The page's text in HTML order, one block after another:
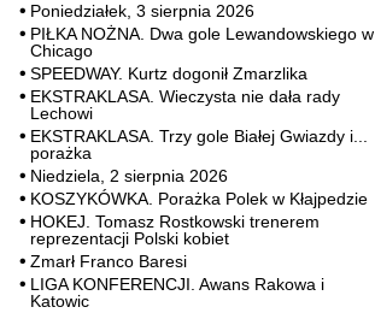
Poniedziałek, 3 sierpnia 2026
PIŁKA NOŻNA. Dwa gole Lewandowskiego w
Chicago
SPEEDWAY. Kurtz dogonił Zmarzlika
EKSTRAKLASA. Wieczysta nie dała rady
Lechowi
EKSTRAKLASA. Trzy gole Białej Gwiazdy i...
porażka
Niedziela, 2 sierpnia 2026
KOSZYKÓWKA. Porażka Polek w Kłajpedzie
HOKEJ. Tomasz Rostkowski trenerem
reprezentacji Polski kobiet
Zmarł Franco Baresi
LIGA KONFERENCJI. Awans Rakowa i
Katowic